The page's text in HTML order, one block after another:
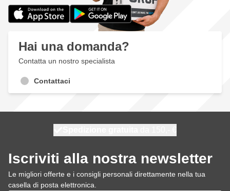
Hai una domanda?
Contatta un nostro specialista
Contattaci
Iscriviti alla nostra newsletter
Le migliori offerte e i consigli personali direttamente nella tua
casella di posta elettronica.